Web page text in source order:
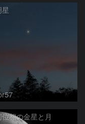
相の金星と月